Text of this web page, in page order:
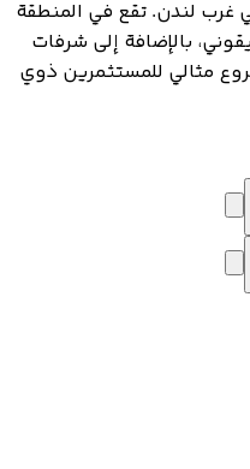
لندن. تقع في المنطقة
بالإضافة إلى شرفات
مثالي للمستثمرين ذوي